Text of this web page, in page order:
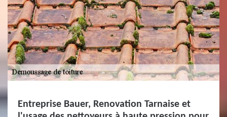
Entreprise Bauer, Renovation Tarnaise et